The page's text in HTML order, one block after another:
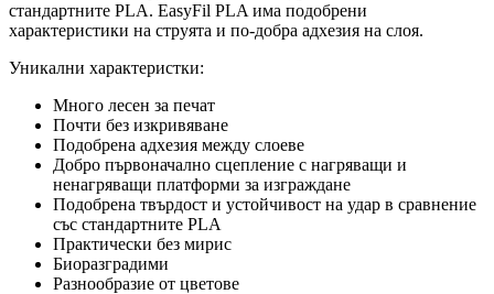
стандартните PLA. EasyFil PLA има подобрени
характеристики на струята и по-добра адхезия на слоя.
Уникални характеристки:
Много лесен за печат
Почти без изкривяване
Подобрена адхезия между слоеве
Добро първоначално сцепление с нагряващи и
ненагряващи платформи за изграждане
Подобрена твърдост и устойчивост на удар в сравнение
със стандартните PLA
Практически без мирис
Биоразградими
Разнообразие от цветове